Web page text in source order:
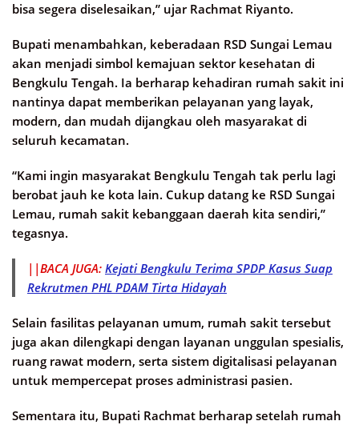
bisa segera diselesaikan,” ujar Rachmat Riyanto.
Bupati menambahkan, keberadaan RSD Sungai Lemau
akan menjadi simbol kemajuan sektor kesehatan di
Bengkulu Tengah. Ia berharap kehadiran rumah sakit ini
nantinya dapat memberikan pelayanan yang layak,
modern, dan mudah dijangkau oleh masyarakat di
seluruh kecamatan.
“Kami ingin masyarakat Bengkulu Tengah tak perlu lagi
berobat jauh ke kota lain. Cukup datang ke RSD Sungai
Lemau, rumah sakit kebanggaan daerah kita sendiri,”
tegasnya.
||BACA JUGA: Kejati Bengkulu Terima SPDP Kasus Suap
Rekrutmen PHL PDAM Tirta Hidayah
Selain fasilitas pelayanan umum, rumah sakit tersebut
juga akan dilengkapi dengan layanan unggulan spesialis,
ruang rawat modern, serta sistem digitalisasi pelayanan
untuk mempercepat proses administrasi pasien.
Sementara itu, Bupati Rachmat berharap setelah rumah